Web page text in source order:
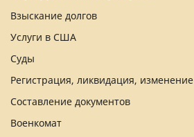
Взыскание долгов
Услуги в США
Суды
Регистрация, ликвидация, изменение
Составление документов
Военкомат